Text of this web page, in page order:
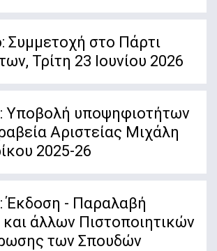
Συμμετοχή στο Πάρτι
Τρίτη 23 Ιουνίου 2026
Υποβολή υποψηφιοτήτων
Αριστείας Μιχάλη
2025-26
Έκδοση - Παραλαβή
και άλλων Πιστοποιητικών
των Σπουδών